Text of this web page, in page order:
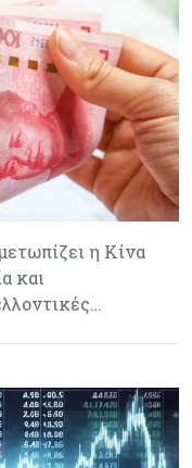
η Κίνα
και